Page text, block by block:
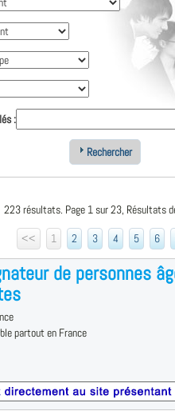
:
Rechercher
223 résultats. Page 1 sur 23, Résultats
<<
1 2 3 4 5 6
de personnes
partout en France